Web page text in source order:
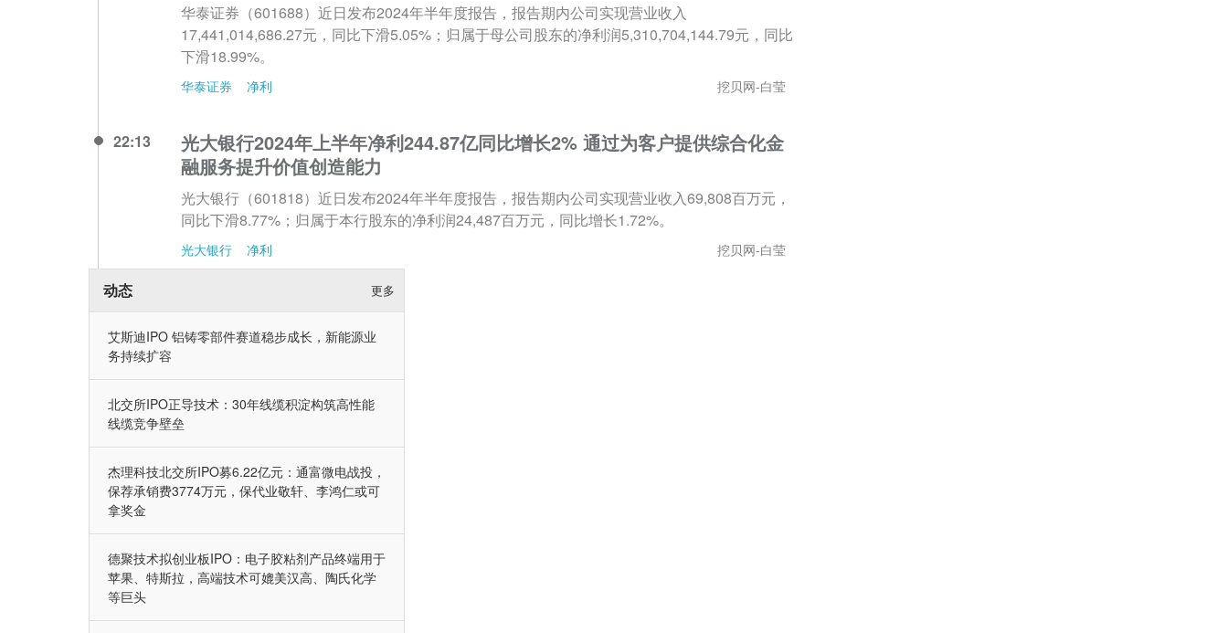
华泰证券（601688）近日发布2024年半年度报告，报告期内公司实现营业收入
17,441,014,686.27元，同比下滑5.05%；归属于母公司股东的净利润5,310,704,144.79元，同比
下滑18.99%。
华泰证券 净利 挖贝网-白莹
22:13
光大银行2024年上半年净利244.87亿同比增长2% 通过为客户提供综合化金
融服务提升价值创造能力
光大银行（601818）近日发布2024年半年度报告，报告期内公司实现营业收入69,808百万元，
同比下滑8.77%；归属于本行股东的净利润24,487百万元，同比增长1.72%。
光大银行 净利 挖贝网-白莹
动态 更多
艾斯迪IPO 铝铸零部件赛道稳步成长，新能源业
务持续扩容
北交所IPO正导技术：30年线缆积淀构筑高性能
线缆竞争壁垒
杰理科技北交所IPO募6.22亿元：通富微电战投，
保荐承销费3774万元，保代业敬轩、李鸿仁或可
拿奖金
德聚技术拟创业板IPO：电子胶粘剂产品终端用于
苹果、特斯拉，高端技术可媲美汉高、陶氏化学
等巨头